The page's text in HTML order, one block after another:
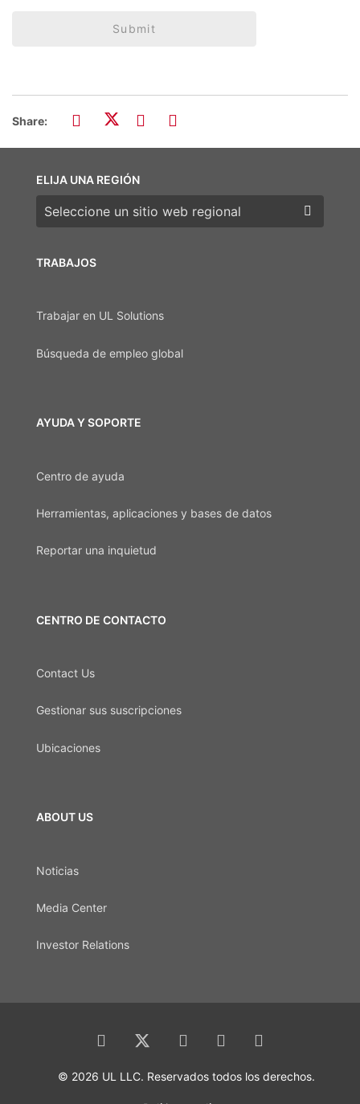
Submit
Share:
TRABAJOS
Trabajar en UL Solutions
Búsqueda de empleo global
AYUDA Y SOPORTE
Centro de ayuda
Herramientas, aplicaciones y bases de datos
Reportar una inquietud
CENTRO DE CONTACTO
Contact Us
Gestionar sus suscripciones
Ubicaciones
ABOUT US
Noticias
Media Center
Investor Relations
ELIJA UNA REGIÓN
Elija una región
© 2026 UL LLC. Reservados todos los derechos.